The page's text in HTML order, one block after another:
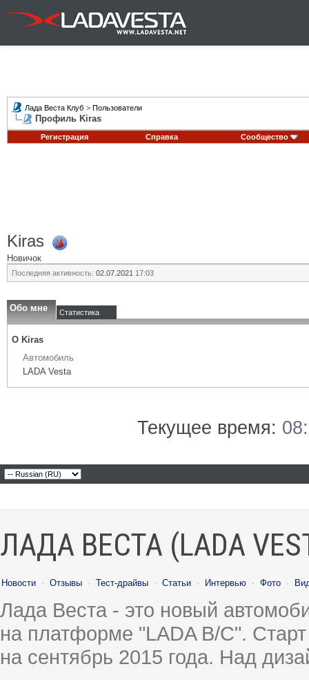
Лада Веста Клуб > Пользователи
Профиль Kiras
Регистрация Справка Сообщество
Kiras
Новичок
Последняя активность: 02.07.2021 17:03
Обо мне Статистика
О Kiras
Автомобиль
LADA Vesta
Текущее время:
ЛАДА ВЕСТА (LADA
Новости · Отзывы · Тест-драйвы · Статьи · Интервью · Фото ·
Лада Веста - это новый
на платформе "LADA B/C".
на сентябрь 2015 года. Над